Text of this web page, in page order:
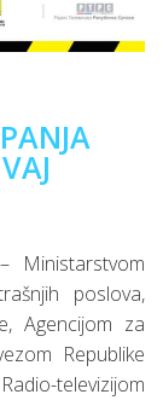
Ministarstvom
poslova,
Agencijom za
Republike
televizijom